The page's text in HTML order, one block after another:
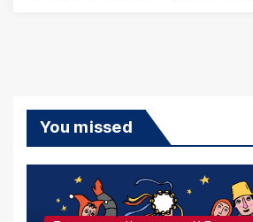
You missed